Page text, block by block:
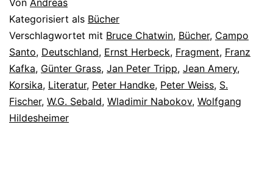
Kategorisiert als Bücher
Verschlagwortet mit Bruce Chatwin, Bücher, Campo
Santo, Deutschland, Ernst Herbeck, Fragment, Franz
Kafka, Günter Grass, Jan Peter Tripp, Jean Amery,
Korsika, Literatur, Peter Handke, Peter Weiss, S.
Fischer, W.G. Sebald, Wladimir Nabokov, Wolfgang
Hildesheimer